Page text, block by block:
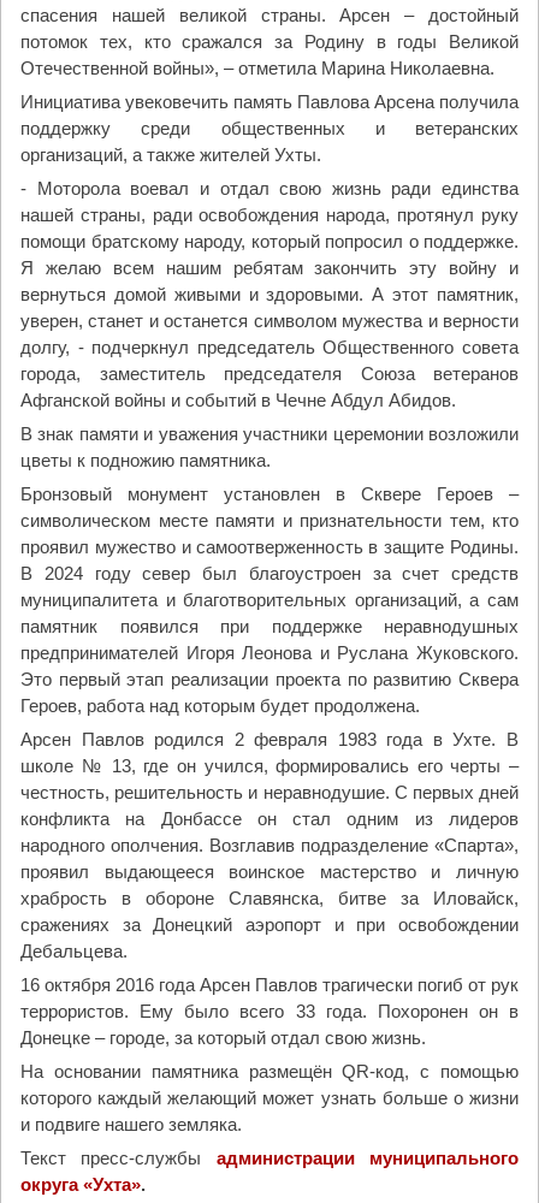
спасения нашей великой страны. Арсен – достойный
потомок тех, кто сражался за Родину в годы Великой
Отечественной войны», – отметила Марина Николаевна.
Инициатива увековечить память Павлова Арсена получила
поддержку среди общественных и ветеранских
организаций, а также жителей Ухты.
- Моторола воевал и отдал свою жизнь ради единства
нашей страны, ради освобождения народа, протянул руку
помощи братскому народу, который попросил о поддержке.
Я желаю всем нашим ребятам закончить эту войну и
вернуться домой живыми и здоровыми. А этот памятник,
уверен, станет и останется символом мужества и верности
долгу, - подчеркнул председатель Общественного совета
города, заместитель председателя Союза ветеранов
Афганской войны и событий в Чечне Абдул Абидов.
В знак памяти и уважения участники церемонии возложили
цветы к подножию памятника.
Бронзовый монумент установлен в Сквере Героев –
символическом месте памяти и признательности тем, кто
проявил мужество и самоотверженность в защите Родины.
В 2024 году север был благоустроен за счет средств
муниципалитета и благотворительных организаций, а сам
памятник появился при поддержке неравнодушных
предпринимателей Игоря Леонова и Руслана Жуковского.
Это первый этап реализации проекта по развитию Сквера
Героев, работа над которым будет продолжена.
Арсен Павлов родился 2 февраля 1983 года в Ухте. В
школе № 13, где он учился, формировались его черты –
честность, решительность и неравнодушие. С первых дней
конфликта на Донбассе он стал одним из лидеров
народного ополчения. Возглавив подразделение «Спарта»,
проявил выдающееся воинское мастерство и личную
храбрость в обороне Славянска, битве за Иловайск,
сражениях за Донецкий аэропорт и при освобождении
Дебальцева.
16 октября 2016 года Арсен Павлов трагически погиб от рук
террористов. Ему было всего 33 года. Похоронен он в
Донецке – городе, за который отдал свою жизнь.
На основании памятника размещён QR-код, с помощью
которого каждый желающий может узнать больше о жизни
и подвиге нашего земляка.
Текст пресс-службы администрации муниципального
округа «Ухта».